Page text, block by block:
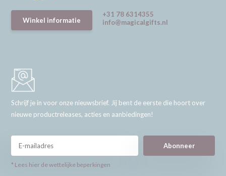
Winkel informatie
+31 78 6314355
info@magicalgifts.nl
Schrijf je in voor onze nieuwsbrief. Jij bent de eerste die hoort over
nieuwe productreleases, acties en aanbiedingen!
Abonneer
* Lees hier de wettelijke beperkingen